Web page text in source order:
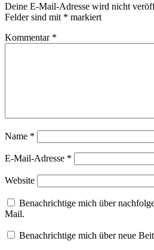
Deine E-Mail-Adresse wird nicht
Felder sind mit * markiert
Kommentar *
Name *
E-Mail-Adresse *
Website
Benachrichtige mich über
Mail.
Benachrichtige mich über neue